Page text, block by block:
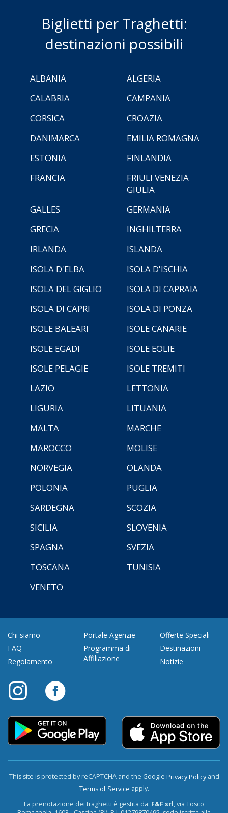
Biglietti per Traghetti:
destinazioni possibili
ALBANIA
ALGERIA
CALABRIA
CAMPANIA
CORSICA
CROAZIA
DANIMARCA
EMILIA ROMAGNA
ESTONIA
FINLANDIA
FRANCIA
FRIULI VENEZIA
GIULIA
GALLES
GERMANIA
GRECIA
INGHILTERRA
IRLANDA
ISLANDA
ISOLA D'ELBA
ISOLA D'ISCHIA
ISOLA DEL GIGLIO
ISOLA DI CAPRAIA
ISOLA DI CAPRI
ISOLA DI PONZA
ISOLE BALEARI
ISOLE CANARIE
ISOLE EGADI
ISOLE EOLIE
ISOLE PELAGIE
ISOLE TREMITI
LAZIO
LETTONIA
LIGURIA
LITUANIA
MALTA
MARCHE
MAROCCO
MOLISE
NORVEGIA
OLANDA
POLONIA
PUGLIA
SARDEGNA
SCOZIA
SICILIA
SLOVENIA
SPAGNA
SVEZIA
TOSCANA
TUNISIA
VENETO
Chi siamo
FAQ
Regolamento
Portale Agenzie
Programma di
Affiliazione
Offerte Speciali
Destinazioni
Notizie
This site is protected by reCAPTCHA and the Google Privacy Policyand
Terms of Service apply.
La prenotazione dei traghetti è gestita da: F&F srl, via Tosco